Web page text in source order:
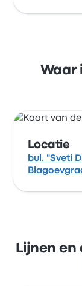
Center
locatie
Waar
Locatie
bul. "Sveti
Lijnen